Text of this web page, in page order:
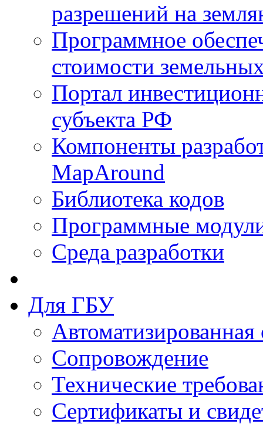
разрешений на
Программное
стоимости
Портал
субъекта РФ
Компоненты
MapAround
Библиотека кодов
Программные
Среда разработки
Для ГБУ
Сопровождение
Технические
Сертификаты и